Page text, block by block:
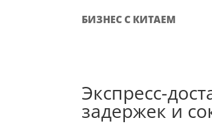
БИЗНЕС С КИТАЕМ
Экспресс-
задержек и